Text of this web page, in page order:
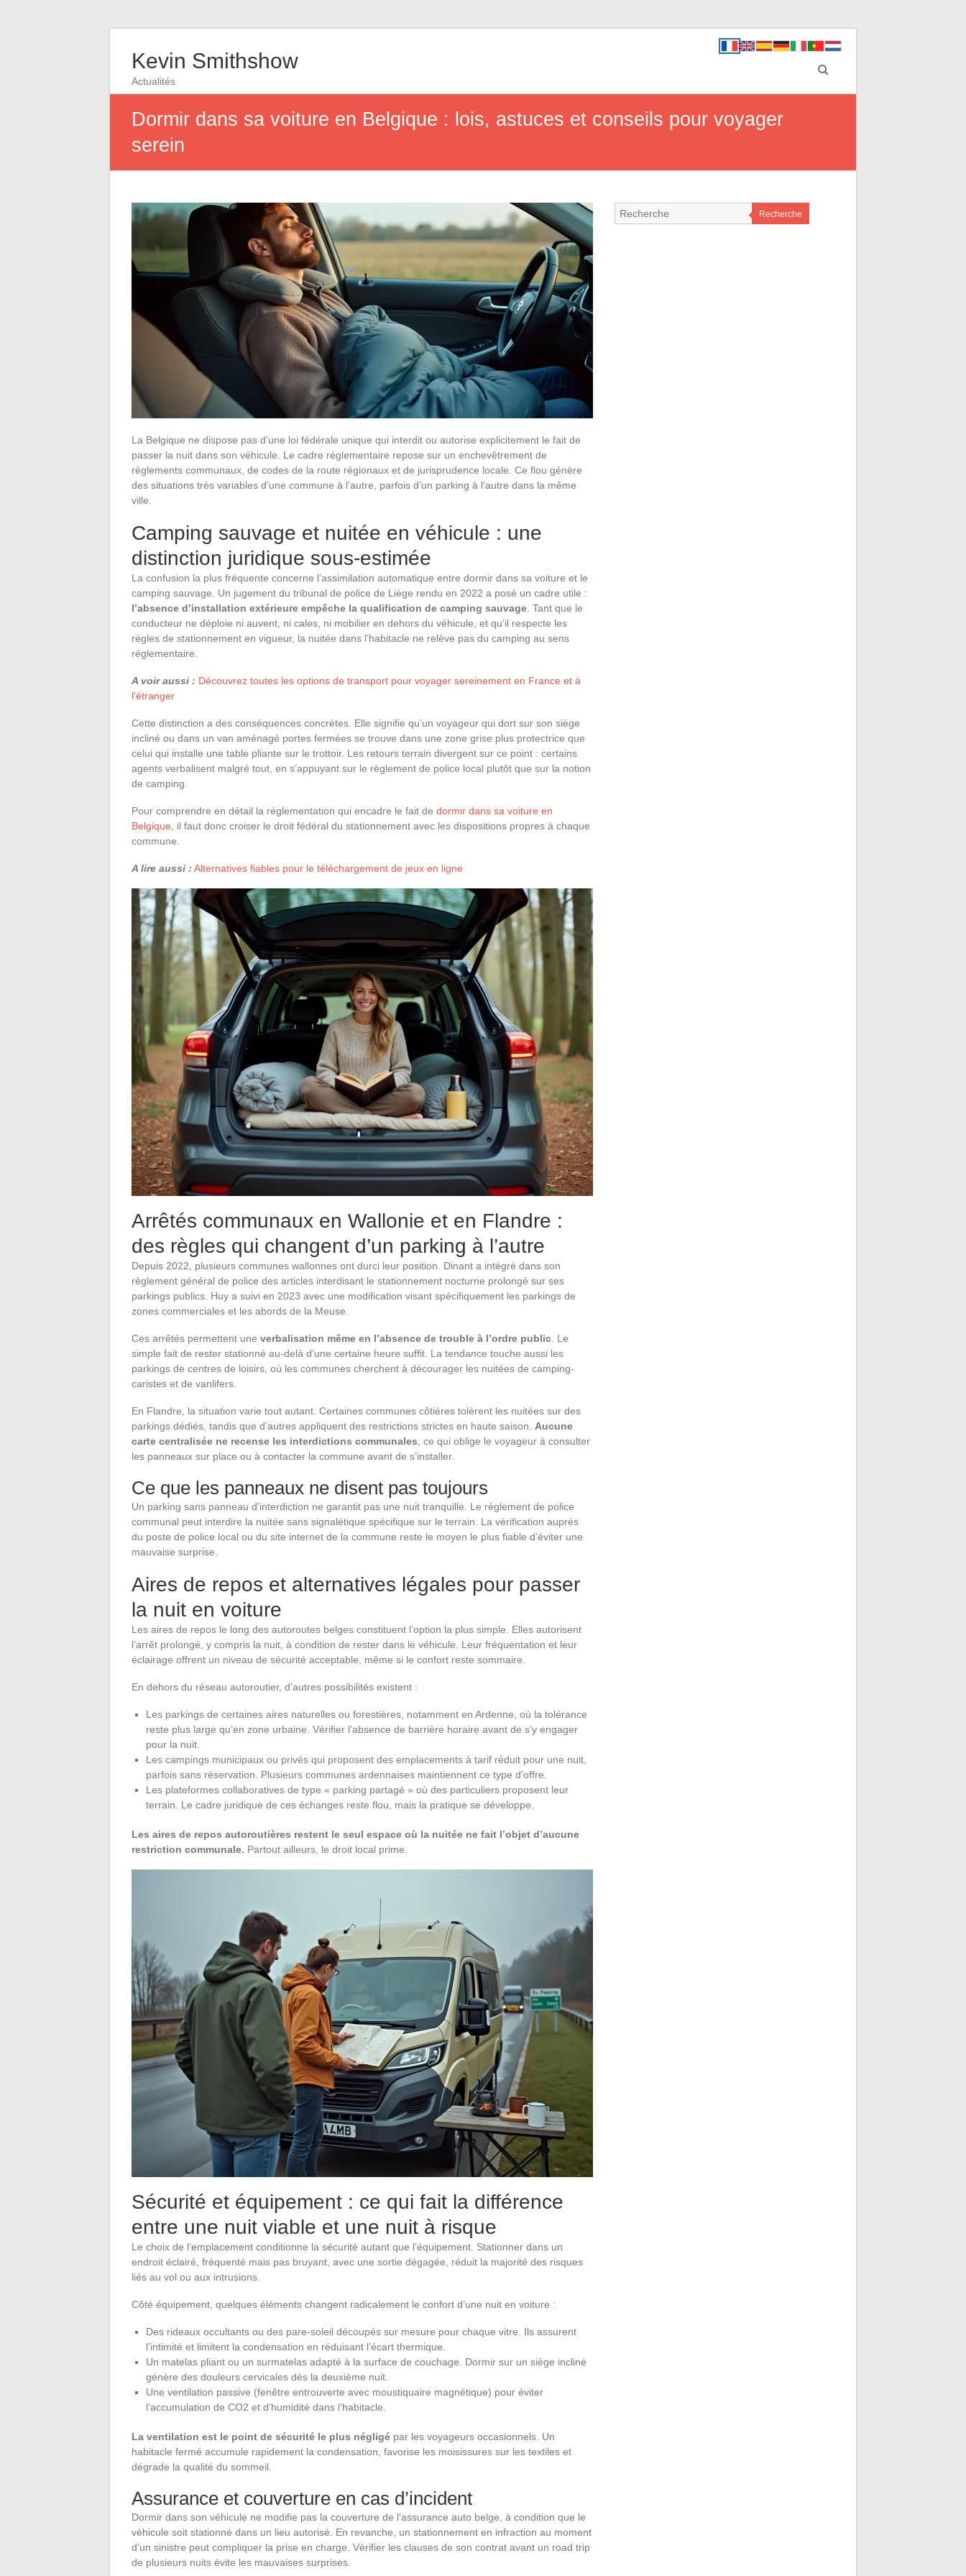
Kevin Smithshow
Actualités
Dormir dans sa voiture en Belgique : lois, astuces et conseils pour voyager
serein
La Belgique ne dispose pas d’une loi fédérale unique qui interdit ou autorise explicitement le fait de
passer la nuit dans son véhicule. Le cadre réglementaire repose sur un enchevêtrement de
règlements communaux, de codes de la route régionaux et de jurisprudence locale. Ce flou génère
des situations très variables d’une commune à l’autre, parfois d’un parking à l’autre dans la même
ville.
Camping sauvage et nuitée en véhicule : une
distinction juridique sous-estimée
La confusion la plus fréquente concerne l’assimilation automatique entre dormir dans sa voiture et le
camping sauvage. Un jugement du tribunal de police de Liège rendu en 2022 a posé un cadre utile :
l’absence d’installation extérieure empêche la qualification de camping sauvage . Tant que le
conducteur ne déploie ni auvent, ni cales, ni mobilier en dehors du véhicule, et qu’il respecte les
règles de stationnement en vigueur, la nuitée dans l’habitacle ne relève pas du camping au sens
réglementaire.
A voir aussi : Découvrez toutes les options de transport pour voyager sereinement en France et à
l'étranger
Cette distinction a des conséquences concrètes. Elle signifie qu’un voyageur qui dort sur son siège
incliné ou dans un van aménagé portes fermées se trouve dans une zone grise plus protectrice que
celui qui installe une table pliante sur le trottoir. Les retours terrain divergent sur ce point : certains
agents verbalisent malgré tout, en s’appuyant sur le règlement de police local plutôt que sur la notion
de camping.
Pour comprendre en détail la réglementation qui encadre le fait de dormir dans sa voiture en
Belgique , il faut donc croiser le droit fédéral du stationnement avec les dispositions propres à chaque
commune.
A lire aussi : Alternatives fiables pour le téléchargement de jeux en ligne
Arrêtés communaux en Wallonie et en Flandre :
des règles qui changent d’un parking à l’autre
Depuis 2022, plusieurs communes wallonnes ont durci leur position. Dinant a intégré dans son
règlement général de police des articles interdisant le stationnement nocturne prolongé sur ses
parkings publics. Huy a suivi en 2023 avec une modification visant spécifiquement les parkings de
zones commerciales et les abords de la Meuse.
Ces arrêtés permettent une verbalisation même en l’absence de trouble à l’ordre public . Le
simple fait de rester stationné au-delà d’une certaine heure suffit. La tendance touche aussi les
parkings de centres de loisirs, où les communes cherchent à décourager les nuitées de camping-
caristes et de vanlifers.
En Flandre, la situation varie tout autant. Certaines communes côtières tolèrent les nuitées sur des
parkings dédiés, tandis que d’autres appliquent des restrictions strictes en haute saison. Aucune
carte centralisée ne recense les interdictions communales , ce qui oblige le voyageur à consulter
les panneaux sur place ou à contacter la commune avant de s’installer.
Ce que les panneaux ne disent pas toujours
Un parking sans panneau d’interdiction ne garantit pas une nuit tranquille. Le règlement de police
communal peut interdire la nuitée sans signalétique spécifique sur le terrain. La vérification auprès
du poste de police local ou du site internet de la commune reste le moyen le plus fiable d’éviter une
mauvaise surprise.
Aires de repos et alternatives légales pour passer
la nuit en voiture
Les aires de repos le long des autoroutes belges constituent l’option la plus simple. Elles autorisent
l’arrêt prolongé, y compris la nuit, à condition de rester dans le véhicule. Leur fréquentation et leur
éclairage offrent un niveau de sécurité acceptable, même si le confort reste sommaire.
En dehors du réseau autoroutier, d’autres possibilités existent :
Les parkings de certaines aires naturelles ou forestières, notamment en Ardenne, où la tolérance
reste plus large qu’en zone urbaine. Vérifier l’absence de barrière horaire avant de s’y engager
pour la nuit.
Les campings municipaux ou privés qui proposent des emplacements à tarif réduit pour une nuit,
parfois sans réservation. Plusieurs communes ardennaises maintiennent ce type d’offre.
Les plateformes collaboratives de type « parking partagé » où des particuliers proposent leur
terrain. Le cadre juridique de ces échanges reste flou, mais la pratique se développe.
Les aires de repos autoroutières restent le seul espace où la nuitée ne fait l’objet d’aucune
restriction communale. Partout ailleurs, le droit local prime.
Sécurité et équipement : ce qui fait la différence
entre une nuit viable et une nuit à risque
Le choix de l’emplacement conditionne la sécurité autant que l’équipement. Stationner dans un
endroit éclairé, fréquenté mais pas bruyant, avec une sortie dégagée, réduit la majorité des risques
liés au vol ou aux intrusions.
Côté équipement, quelques éléments changent radicalement le confort d’une nuit en voiture :
Des rideaux occultants ou des pare-soleil découpés sur mesure pour chaque vitre. Ils assurent
l’intimité et limitent la condensation en réduisant l’écart thermique.
Un matelas pliant ou un surmatelas adapté à la surface de couchage. Dormir sur un siège incliné
génère des douleurs cervicales dès la deuxième nuit.
Une ventilation passive (fenêtre entrouverte avec moustiquaire magnétique) pour éviter
l’accumulation de CO2 et d’humidité dans l’habitacle.
La ventilation est le point de sécurité le plus négligé par les voyageurs occasionnels. Un
habitacle fermé accumule rapidement la condensation, favorise les moisissures sur les textiles et
dégrade la qualité du sommeil.
Assurance et couverture en cas d’incident
Dormir dans son véhicule ne modifie pas la couverture de l’assurance auto belge, à condition que le
véhicule soit stationné dans un lieu autorisé. En revanche, un stationnement en infraction au moment
d’un sinistre peut compliquer la prise en charge. Vérifier les clauses de son contrat avant un road trip
de plusieurs nuits évite les mauvaises surprises.
Recherche